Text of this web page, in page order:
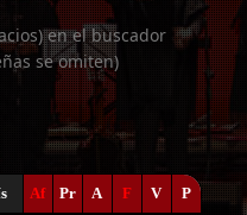
en el buscador
se omiten)
Af Pr A F V P